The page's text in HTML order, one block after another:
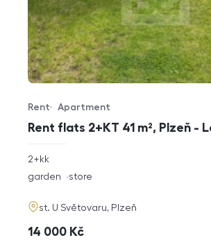
Rent flats 2+KT 41 m², Plzeň -
Offer type
Rent
Property type
Apartment
rozměry
2+kk
funkce
garden store
adresa
st. U Světovaru, Plzeň
cena
14 000 Kč